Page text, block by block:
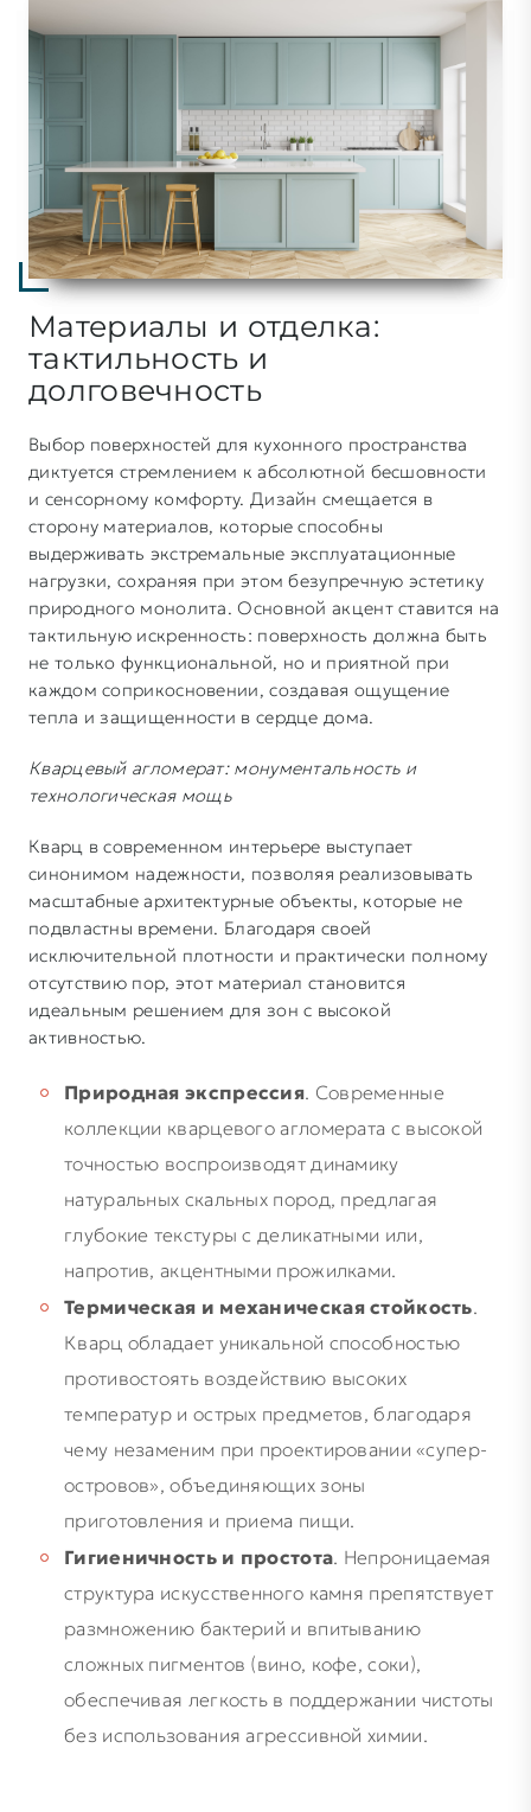
Материалы и отделка:
тактильность и
долговечность
Выбор поверхностей для кухонного пространства
диктуется стремлением к абсолютной бесшовности
и сенсорному комфорту. Дизайн смещается в
сторону материалов, которые способны
выдерживать экстремальные эксплуатационные
нагрузки, сохраняя при этом безупречную эстетику
природного монолита. Основной акцент ставится на
тактильную искренность: поверхность должна быть
не только функциональной, но и приятной при
каждом соприкосновении, создавая ощущение
тепла и защищенности в сердце дома.
Кварцевый агломерат: монументальность и
технологическая мощь
Кварц в современном интерьере выступает
синонимом надежности, позволяя реализовывать
масштабные архитектурные объекты, которые не
подвластны времени. Благодаря своей
исключительной плотности и практически полному
отсутствию пор, этот материал становится
идеальным решением для зон с высокой
активностью.
Природная экспрессия. Современные
коллекции кварцевого агломерата с высокой
точностью воспроизводят динамику
натуральных скальных пород, предлагая
глубокие текстуры с деликатными или,
напротив, акцентными прожилками.
Термическая и механическая стойкость.
Кварц обладает уникальной способностью
противостоять воздействию высоких
температур и острых предметов, благодаря
чему незаменим при проектировании «супер-
островов», объединяющих зоны
приготовления и приема пищи.
Гигиеничность и простота. Непроницаемая
структура искусственного камня препятствует
размножению бактерий и впитыванию
сложных пигментов (вино, кофе, соки),
обеспечивая легкость в поддержании чистоты
без использования агрессивной химии.